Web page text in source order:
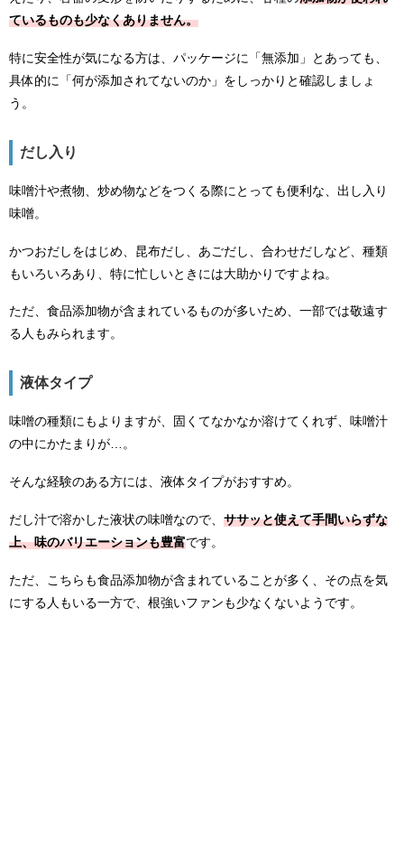
ているものも少なくありません。
特に安全性が気になる方は、パッケージに「無添加」とあっても、
具体的に「何が添加されてないのか」をしっかりと確認しましょ
う。
だし入り
味噌汁や煮物、炒め物などをつくる際にとっても便利な、出し入り
味噌。
かつおだしをはじめ、昆布だし、あごだし、合わせだしなど、種類
もいろいろあり、特に忙しいときには大助かりですよね。
ただ、食品添加物が含まれているものが多いため、一部では敬遠す
る人もみられます。
液体タイプ
味噌の種類にもよりますが、固くてなかなか溶けてくれず、味噌汁
の中にかたまりが…。
そんな経験のある方には、液体タイプがおすすめ。
だし汁で溶かした液状の味噌なので、 ササッと使えて手間いらずな
上、味のバリエーションも豊富です。
ただ、こちらも食品添加物が含まれていることが多く、その点を気
にする人もいる一方で、根強いファンも少なくないようです。